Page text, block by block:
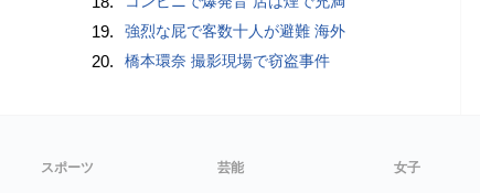
19. 強烈な屁で客数十人が避難 海外
20. 橋本環奈 撮影現場で窃盗事件
スポーツ 芸能 女子